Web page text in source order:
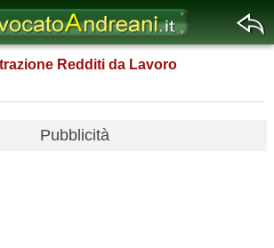
Redditi da Lavoro
Pubblicità